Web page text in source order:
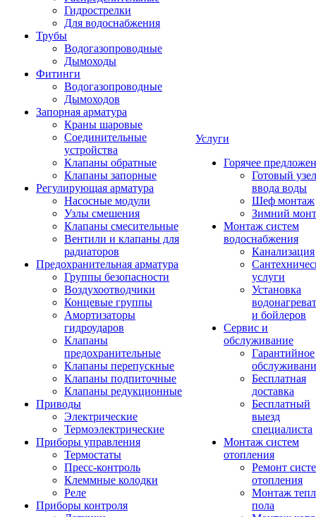
Гидрострелки
Для водоснабжения
Трубы
Водогазопроводные
Дымоходы
Фитинги
Водогазопроводные
Дымоходов
Запорная арматура
Краны шаровые
Соединительные
устройства
Клапаны обратные
Клапаны запорные
Регулирующая арматура
Насосные модули
Узлы смешения
Клапаны смесительные
Вентили и клапаны для
радиаторов
Предохранительная арматура
Группы безопасности
Воздухоотводчики
Концевые группы
Амортизаторы
гидроударов
Клапаны
предохранительные
Клапаны перепускные
Клапаны подпиточные
Клапаны редукционные
Приводы
Электрические
Термоэлектрические
Приборы управления
Термостаты
Пресс-контроль
Клеммные колодки
Реле
Приборы контроля
Услуги
Горячее
Готовый узел
ввода воды
Шеф монтаж
Зимний
Монтаж систем
водоснабжения
Канализация
услуги
Установка
и бойлеров
Сервис и
обслуживание
Гарантийное
Бесплатная
доставка
Бесплатный
выезд
специалиста
Монтаж систем
отопления
Ремонт
отопления
Монтаж
пола